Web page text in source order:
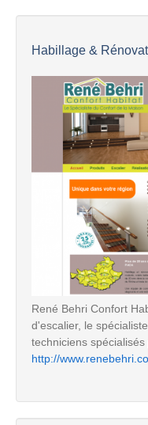
Habillage &
René Behri Confort
d'escalier, le
techniciens spécialisés
http://